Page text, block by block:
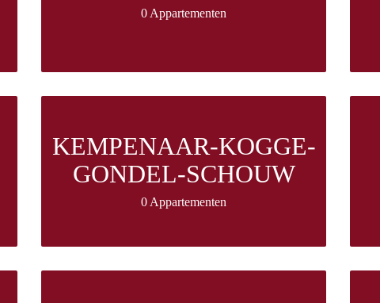
0 Appartementen
KEMPENAAR-KOGGE-
GONDEL-SCHOUW
0 Appartementen